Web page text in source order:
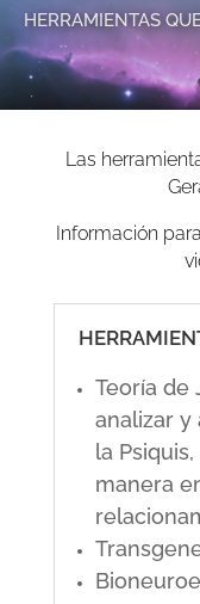
HERRAMIENTAS
Las
Información
Teoría de
analizar
la
manera